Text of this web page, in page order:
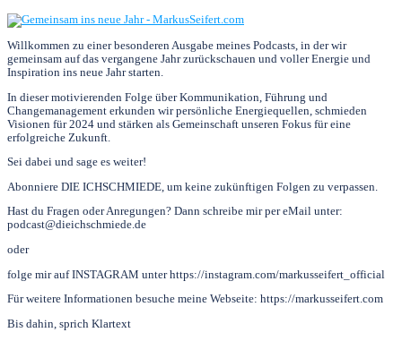
Willkommen zu einer besonderen Ausgabe meines Podcasts, in der wir
gemeinsam auf das vergangene Jahr zurückschauen und voller Energie und
Inspiration ins neue Jahr starten.
In dieser motivierenden Folge über Kommunikation, Führung und
Changemanagement erkunden wir persönliche Energiequellen, schmieden
Visionen für 2024 und stärken als Gemeinschaft unseren Fokus für eine
erfolgreiche Zukunft.
Sei dabei und sage es weiter!
Abonniere DIE ICHSCHMIEDE, um keine zukünftigen Folgen zu verpassen.
Hast du Fragen oder Anregungen? Dann schreibe mir per eMail unter:
podcast@dieichschmiede.de
oder
folge mir auf INSTAGRAM unter https://instagram.com/markusseifert_official
Für weitere Informationen besuche meine Webseite: https://markusseifert.com
Bis dahin, sprich Klartext